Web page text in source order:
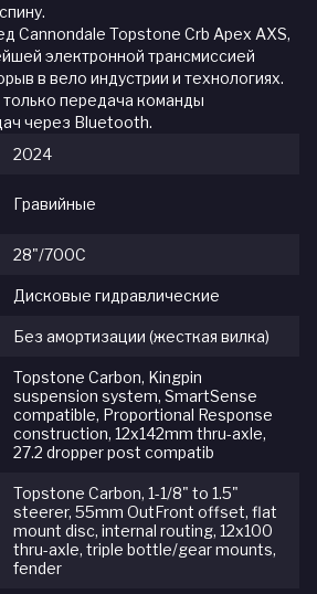
Cannondale Topstone Crb Apex AXS,
электронной трансмиссией
в вело индустрии и технологиях.
передача команды
через Bluetooth.
2024
Гравийные
28"/700С
Дисковые гидравлические
Без амортизации (жесткая вилка)
Topstone Carbon, Kingpin
suspension system, SmartSense
compatible, Proportional Response
construction, 12x142mm thru-axle,
27.2 dropper post compatib
Topstone Carbon, 1-1/8" to 1.5"
steerer, 55mm OutFront offset, flat
mount disc, internal routing, 12x100
thru-axle, triple bottle/gear mounts,
fender